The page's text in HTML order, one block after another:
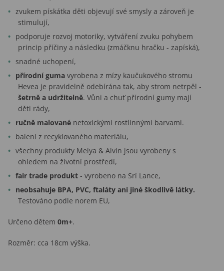
zvukem pískátka děti objevují své smysly a zároveň je
stimulují,
podporuje rozvoj motoriky, vytváření zvuku pohybem
princip příčiny a následku (zmáčknu hračku - zapíská),
snadné uchopení,
přírodní guma vyrobena z mízy kaučukového stromu
Hevea je pravidelně odebírána tak, aby strom netrpěl -
šetrně a udržitelně. Vůni a chuť přírodní gumy mají
děti rády,
ručně malované netoxickými rostlinnými barvami.
balení z recyklovaného materiálu,
všechny produkty Meiya & Alvin jsou vyrobeny s
ohledem na životní prostředí,
fair trade produkt - vyrobeno na Srí Lance,
neobsahuje BPA, PVC, ftaláty ani jiné škodlivě látky.
Testováno podle norem EU,
Určeno dětem 0m+.
Rozměr: cca 18cm výška.